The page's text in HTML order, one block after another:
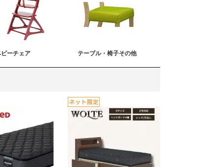
ーチェア テーブル・椅子その他